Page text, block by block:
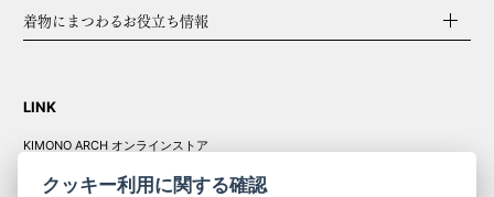
着物にまつわるお役立ち情報
LINK
KIMONO ARCH オンラインストア
クッキー利用に関する確認